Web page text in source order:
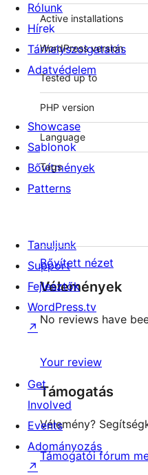
Active installations
WordPress version
Tested up to
PHP version
Language
Tags
Bővített nézet
Vélemények
No reviews have
Your review
Támogatás
Vélemény?
Támogatói fórum
Rólunk
Hírek
Tárhelyszolgatatás
Adatvédelem
Showcase
Sablonok
Bővítmények
Patterns
Tanuljunk
Support
Fejlesztők
WordPress.tv
↗
Get
Involved
Events
Adományozás
↗